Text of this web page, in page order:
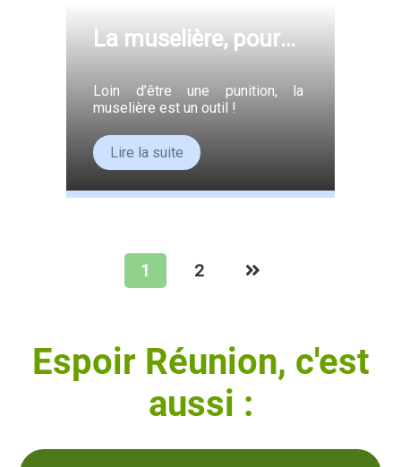
La muselière, pour
Loin d’être une punition, la
muselière est un outil !
Lire la suite
1 2
Espoir Réunion, c'est
aussi :